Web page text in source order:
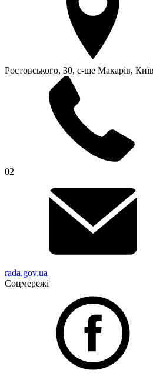
Ростовського, 30, с-ще Макарів,
02
rada.gov.ua
Соцмережі